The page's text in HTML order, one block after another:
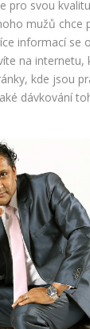
pro svou
mužů chce
informací se
na internetu,
kde jsou
dávkování